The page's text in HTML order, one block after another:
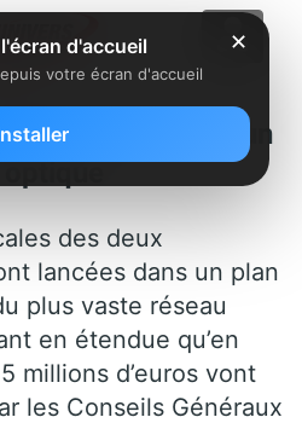
lancent un
des deux
lancées dans un plan
plus vaste réseau
en étendue qu’en
millions d’euros vont
les Conseils Généraux
✕
d'accueil
votre écran d'accueil